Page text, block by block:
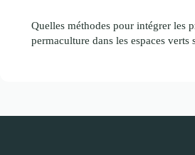
Quelles méthodes pour intégrer les
permaculture dans les espaces verts